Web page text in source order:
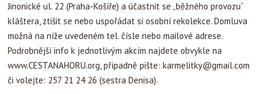
Jinonické ul. 22 (Praha-Košíře) a účastnit se „běžného provozu“
kláštera, ztišit se nebo uspořádat si osobní rekolekce. Domluva
možná na níže uvedeném tel. čísle nebo mailové adrese.
Podrobnější info k jednotlivým akcím najdete obvykle na
www.CESTANAHORU.org, případně pište: karmelitky@gmail.com
či volejte: 257 21 24 26 (sestra Denisa).